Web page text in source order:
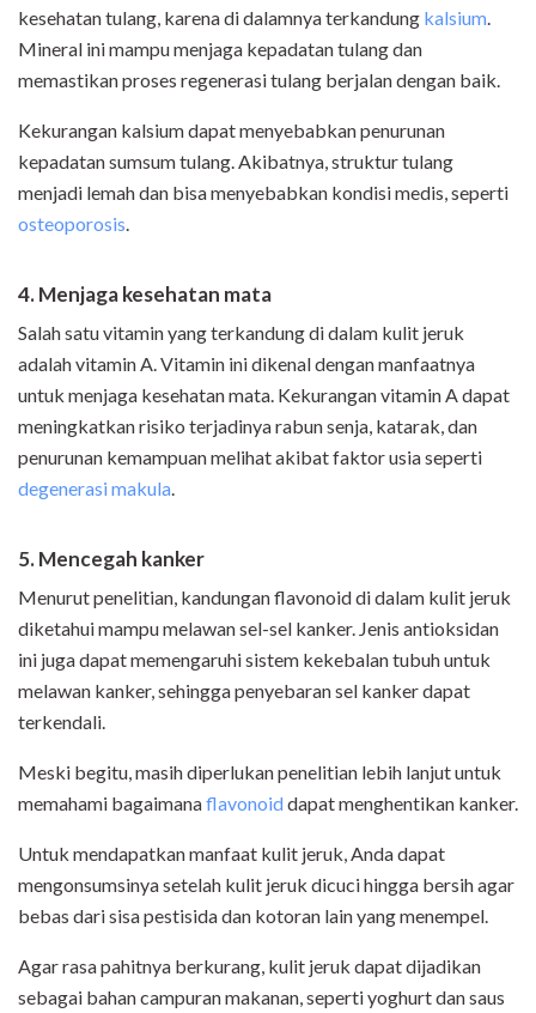
kesehatan tulang, karena di dalamnya terkandung kalsium.
Mineral ini mampu menjaga kepadatan tulang dan
memastikan proses regenerasi tulang berjalan dengan baik.
Kekurangan kalsium dapat menyebabkan penurunan
kepadatan sumsum tulang. Akibatnya, struktur tulang
menjadi lemah dan bisa menyebabkan kondisi medis, seperti
osteoporosis.
4. Menjaga kesehatan mata
Salah satu vitamin yang terkandung di dalam kulit jeruk
adalah vitamin A. Vitamin ini dikenal dengan manfaatnya
untuk menjaga kesehatan mata. Kekurangan vitamin A dapat
meningkatkan risiko terjadinya rabun senja, katarak, dan
penurunan kemampuan melihat akibat faktor usia seperti
degenerasi makula.
5. Mencegah kanker
Menurut penelitian, kandungan flavonoid di dalam kulit jeruk
diketahui mampu melawan sel-sel kanker. Jenis antioksidan
ini juga dapat memengaruhi sistem kekebalan tubuh untuk
melawan kanker, sehingga penyebaran sel kanker dapat
terkendali.
Meski begitu, masih diperlukan penelitian lebih lanjut untuk
memahami bagaimanaflavonoiddapat menghentikan kanker.
Untuk mendapatkan manfaat kulit jeruk, Anda dapat
mengonsumsinya setelah kulit jeruk dicuci hingga bersih agar
bebas dari sisa pestisida dan kotoran lain yang menempel.
Agar rasa pahitnya berkurang, kulit jeruk dapat dijadikan
sebagai bahan campuran makanan, seperti yoghurt dan saus